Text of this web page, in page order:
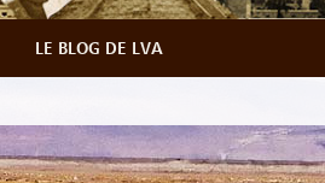
LE BLOG DE LVA